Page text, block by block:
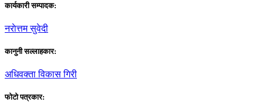
कार्यकारी सम्पादक:
नराेत्तम सुवेदी
कानुनी सल्लाहकार:
अधिवक्ता विकास गिरी
फाेटाे पत्रकार: